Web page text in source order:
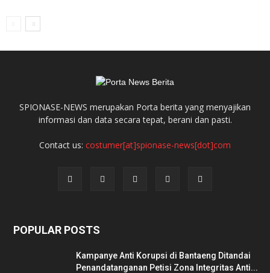
SPIONASE-NEWS merupakan Porta berita yang menyajikan
informasi dan data secara tepat, berani dan pasti.
Contact us: costumer[at]spionase-news[dot]com
POPULAR POSTS
Kampanye Anti Korupsi di Bantaeng Ditandai
Penandatanganan Petisi Zona Integritas Anti...